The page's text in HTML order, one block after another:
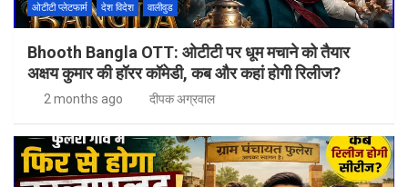
ओटीटी प्लेटफार्म देश विदेश वालीवुड
Bhooth Bangla OTT: ओटीटी पर धूम मचाने को तैयार
अक्षय कुमार की हॉरर कॉमेडी, कब और कहां होगी रिलीज?
2 months ago दीपक अग्रवाल